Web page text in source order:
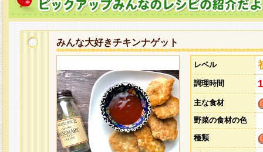
みんな大好きチキンナゲット
レベル
調理時間
主な食材
野菜の食材の色
種類